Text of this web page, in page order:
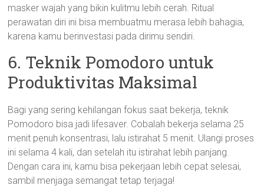
masker wajah yang bikin kulitmu lebih cerah. Ritual
perawatan diri ini bisa membuatmu merasa lebih bahagia,
karena kamu berinvestasi pada dirimu sendiri.
6. Teknik Pomodoro untuk
Produktivitas Maksimal
Bagi yang sering kehilangan fokus saat bekerja, teknik
Pomodoro bisa jadi lifesaver. Cobalah bekerja selama 25
menit penuh konsentrasi, lalu istirahat 5 menit. Ulangi proses
ini selama 4 kali, dan setelah itu istirahat lebih panjang.
Dengan cara ini, kamu bisa pekerjaan lebih cepat selesai,
sambil menjaga semangat tetap terjaga!